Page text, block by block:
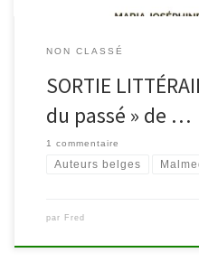
NON CLASSÉ
SORTIE
du passé » de …
1 commentaire
Auteurs belges
par Fred